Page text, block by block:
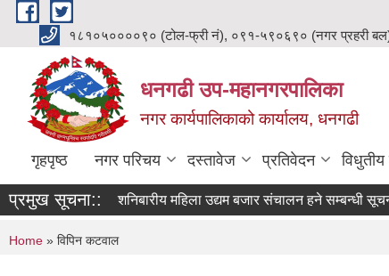
Skip to main content
१८१०५००००९० (टोल-फ्री नं), ०९१-५९०६९० (नगर प्रहरी
धनगढी उप-महानगरपालिका
नगर कार्यपालिकाको कार्यालय, धनगढी
गृहपृष्ठ नगर परिचय दस्तावेज प्रतिवेदन विधुतीय
प्रमुख सूचना:: शनिबारीय महिला उद्यम बजार संचालन हने सम्बन्धी
You are here
Home » विपिन कटवाल